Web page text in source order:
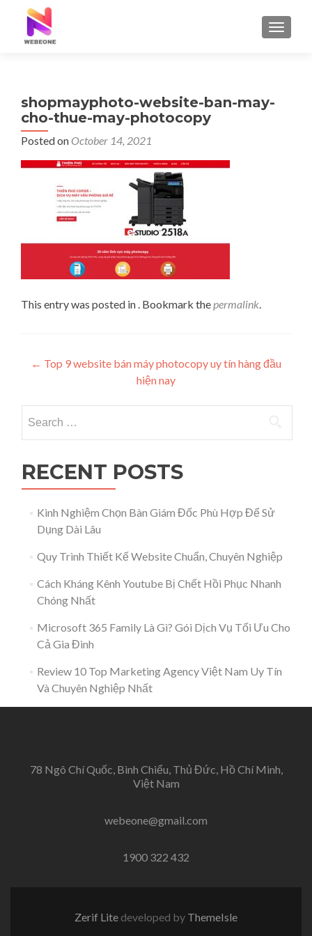
shopmayphoto-website-ban-may-
cho-thue-may-photocopy
Posted on October 14, 2021
This entry was posted in . Bookmark thepermalink.
Post navigation
← Top 9 website bán máy photocopy uy tín hàng đầu
hiện nay
RECENT POSTS
Kinh Nghiệm Chọn Bàn Giám Đốc Phù Hợp Để Sử
Dụng Dài Lâu
Quy Trình Thiết Kế Website Chuẩn, Chuyên Nghiệp
Cách Kháng Kênh Youtube Bị Chết Hồi Phục Nhanh
Chóng Nhất
Microsoft 365 Family Là Gì? Gói Dịch Vụ Tối Ưu Cho
Cả Gia Đình
Review 10 Top Marketing Agency Việt Nam Uy Tín
Và Chuyên Nghiệp Nhất
78 Ngô Chí Quốc, Bình Chiểu, Thủ Đức, Hồ Chí Minh,
Việt Nam
webeone@gmail.com
1900 322 432
Zerif Lite developed by ThemeIsle